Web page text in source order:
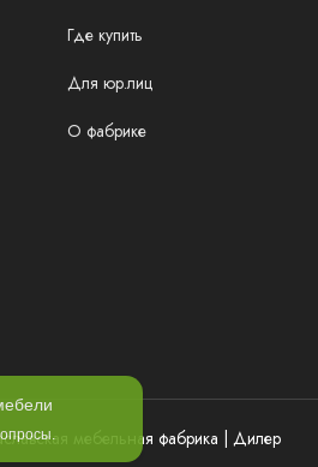
Где купить
Для юр.лиц
О фабрике
мебельная фабрика | Дилер